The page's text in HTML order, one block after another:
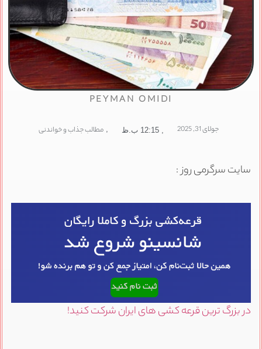
PEYMAN OMIDI
جولای 31, 2025 12:15 ب.ظ , مطالب جذاب و خواندنی
سایت سرگرمی روز :
در بزرگ ترین قرعه کشی های ایران شرکت کنید!